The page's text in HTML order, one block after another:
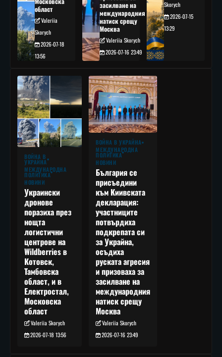
област
Valeriia
Skorych
2026-07-18
13:56
засилване на
международния
натиск срещу
Москва
Valeriia Skorych
2026-07-16 23:49
Skorych
2026-07-15
13:29
ВОЙНА В
УКРАЙНА
МЕЖДУНАРОДНА
ПОЛИТИКА
НОВИНИ
Украински
дронове
поразиха през
нощта
логистични
центрове на
Wildberries в
Котовск,
Тамбовска
област, и в
Електростал,
Московска
област
Valeriia Skorych
2026-07-18 13:56
ВОЙНА В УКРАЙНА
МЕЖДУНАРОДНА
ПОЛИТИКА
НОВИНИ
България се
присъедини
към Киивската
декларация:
участниците
потвърдиха
подкрепата си
за Украйна,
осъдиха
руската агресия
и призоваха за
засилване на
международния
натиск срещу
Москва
Valeriia Skorych
2026-07-16 23:49